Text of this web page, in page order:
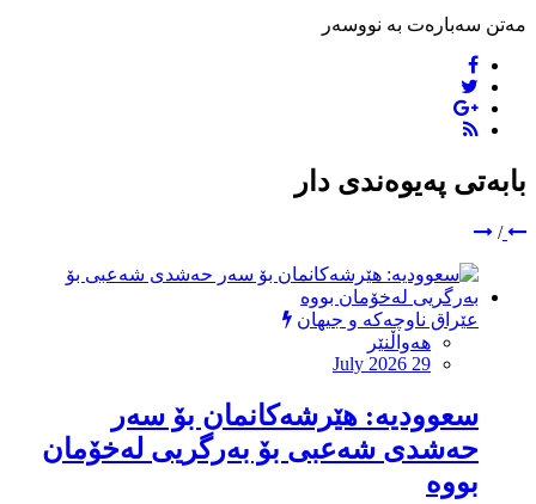
مەتن سەبارەت بە نووسەر
بابەتی پەیوەندی دار
/
عێراق ناوچەکە و جیهان
هەواڵنێر
July 2026 29
‏سعوودیە: هێرشەكانمان بۆ سەر
حەشدی شەعبی بۆ بەرگریی لەخۆمان
بووە